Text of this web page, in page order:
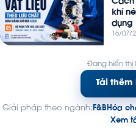
Cách
khí
dụng
16/07/
Đang hiển thị
Tải
Giải pháp theo ngành: F&BHóa
Xem